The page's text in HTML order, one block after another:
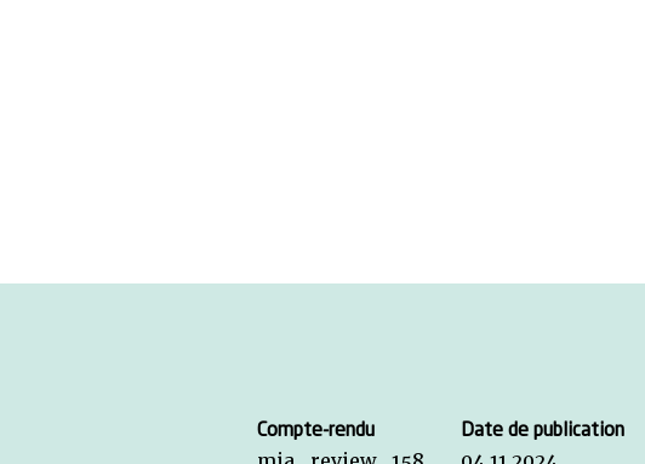
Compte-rendu Date de publication